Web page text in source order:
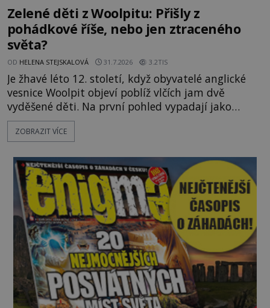
Zelené děti z Woolpitu: Přišly z
pohádkové říše, nebo jen ztraceného
světa?
OD HELENA STEJSKALOVÁ 31.7.2026 3.2TIS
Je žhavé léto 12. století, když obyvatelé anglické
vesnice Woolpit objeví poblíž vlčích jam dvě
vyděšené děti. Na první pohled vypadají jako
každé jiné, až na jednu děsivou výjimku. Jejich
kůže má nazelenalý odstín, mluví
kromě syrových bobů. Příběh se rychle stává
jednou z největších záhad středověké Anglie a ani
po téměř devíti stech letech není
ZOBRAZIT VÍCE